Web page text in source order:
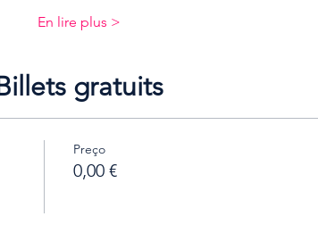
En lire plus >
gratuits
Preço
0,00 €